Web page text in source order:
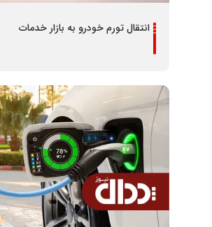
انتقال تورم خودرو به بازار خدمات